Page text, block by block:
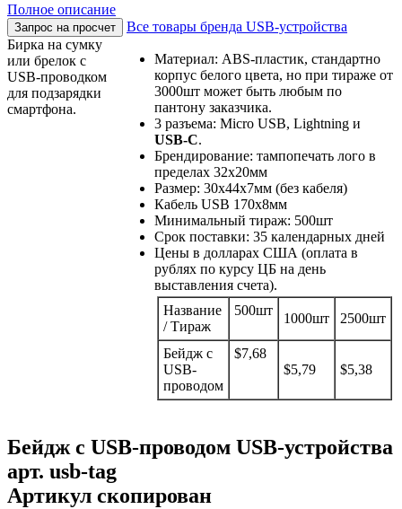
Полное описание
Запрос на просчет
Все товары бренда USB-устройства
Бирка на сумку
или брелок с
USB-проводком
для подзарядки
смартфона.
Материал: ABS-пластик, стандартно
корпус белого цвета, но при тираже от
3000шт может быть любым по
пантону заказчика.
3 разъема: Micro USB, Lightning и
USB-C.
Брендирование: тампопечать лого в
пределах 32х20мм
Размер: 30x44x7мм (без кабеля)
Кабель USB 170x8мм
Минимальный тираж: 500шт
Срок поставки: 35 календарных дней
Цены в долларах США (оплата в
рублях по курсу ЦБ на день
выставления счета).
Название
/ Тираж
500шт
1000шт 2500шт
Бейдж с
USB-
проводом
$7,68
$5,79
$5,38
Бейдж с USB-проводом USB-устройства
арт. usb-tag
Артикул скопирован